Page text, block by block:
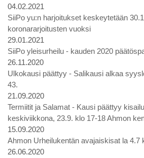
04.02.2021
SiiPo yu:n harjoitukset keskeytetään
koronararjoitusten vuoksi
29.01.2021
SiiPo yleisurheilu - kauden 2020
26.11.2020
Ulkokausi päättyy - Salikausi alkaa
43.
21.09.2020
Termiitit ja Salamat - Kausi päättyy
keskiviikkona, 23.9. klo 17-18 Ahmon
15.09.2020
Ahmon Urheilukentän avajaiskisat la 4.7
26.06.2020